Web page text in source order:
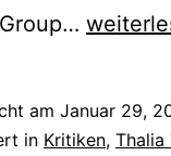
Blind
am Januar 29,
in Kritiken, Thalia